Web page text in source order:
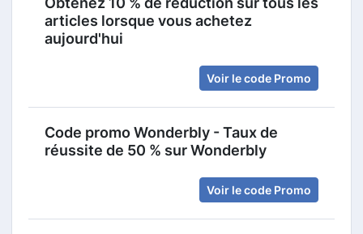
articles lorsque vous achetez
aujourd'hui
Voir le code Promo
Code promo Wonderbly - Taux de
réussite de 50 % sur Wonderbly
Voir le code Promo